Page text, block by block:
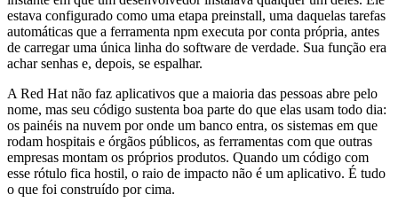
estava configurado como uma etapa preinstall, uma daquelas tarefas
automáticas que a ferramenta npm executa por conta própria, antes
de carregar uma única linha do software de verdade. Sua função era
achar senhas e, depois, se espalhar.
A Red Hat não faz aplicativos que a maioria das pessoas abre pelo
nome, mas seu código sustenta boa parte do que elas usam todo dia:
os painéis na nuvem por onde um banco entra, os sistemas em que
rodam hospitais e órgãos públicos, as ferramentas com que outras
empresas montam os próprios produtos. Quando um código com
esse rótulo fica hostil, o raio de impacto não é um aplicativo. É tudo
o que foi construído por cima.